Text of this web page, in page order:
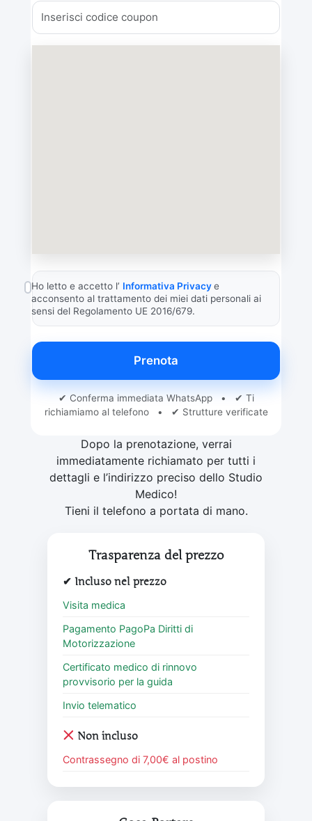
Ho letto e accetto l’ Informativa Privacye
acconsento al trattamento dei miei dati personali ai
sensi del Regolamento UE 2016/679.
Prenota
✔ Conferma immediata WhatsApp • ✔ Ti
richiamiamo al telefono • ✔ Strutture verificate
Dopo la prenotazione, verrai
immediatamente richiamato per tutti i
dettagli e l’indirizzo preciso dello Studio
Medico!
Tieni il telefono a portata di mano.
Trasparenza del prezzo
✔ Incluso nel prezzo
Visita medica
Pagamento PagoPa Diritti di
Motorizzazione
Certificato medico di rinnovo
provvisorio per la guida
Invio telematico
Non incluso
Contrassegno di 7,00€ al postino